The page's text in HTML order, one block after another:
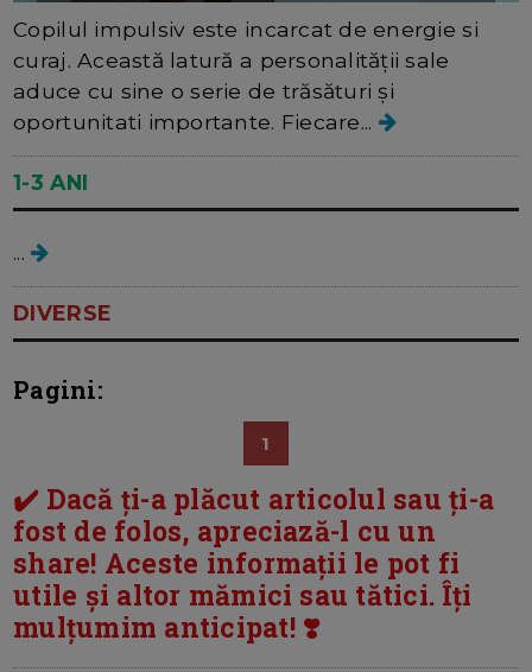
Copilul impulsiv este incarcat de energie si
curaj. Această latură a personalității sale
aduce cu sine o serie de trăsături și
oportunitati importante. Fiecare...
1-3 ANI
...
DIVERSE
Pagini:
1
✔️ Dacă ți-a plăcut articolul sau ți-a
fost de folos, apreciază-l cu un
share! Aceste informații le pot fi
utile și altor mămici sau tătici. Îți
mulțumim anticipat! ❣️